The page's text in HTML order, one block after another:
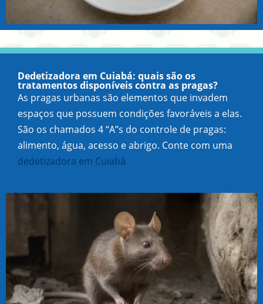
Dedetizadora em Cuiabá: quais são os
tratamentos disponíveis contra as pragas?
As pragas urbanas são elementos que invadem
espaços que possuem condições favoráveis a elas.
São os chamados 4 “A”s do controle de pragas:
alimento, água, acesso e abrigo. Conte com uma
dedetizadora em Cuiabá